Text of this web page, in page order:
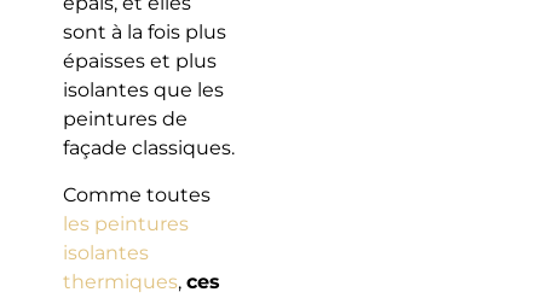
sont à la fois plus
épaisses et plus
isolantes que les
peintures de
façade classiques.
Comme toutes
les peintures
isolantes
thermiques, ces